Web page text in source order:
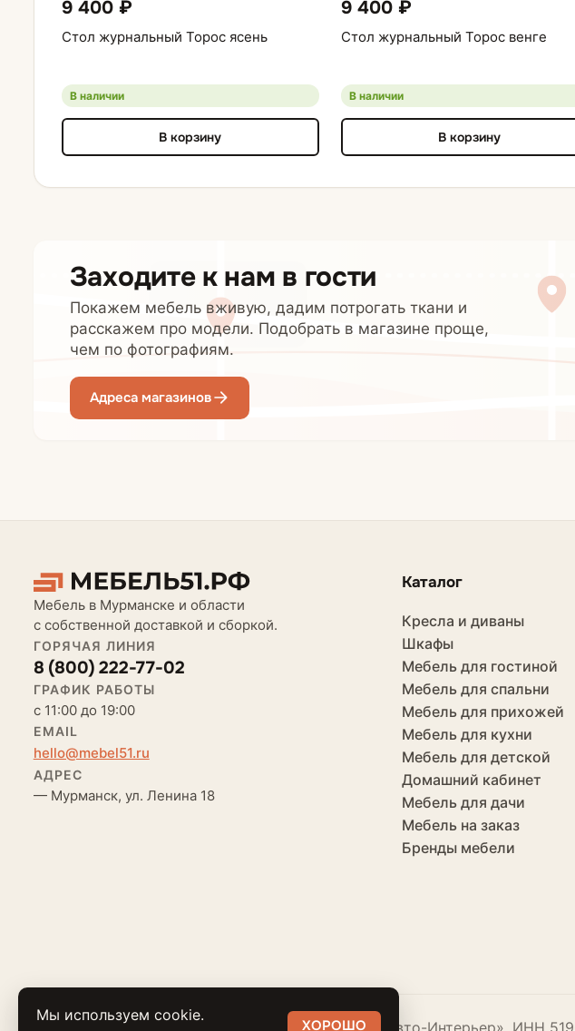
9 400 ₽
Стол журнальный Торос ясень
В наличии
В корзину
9 400 ₽
Стол журнальный Торос венге
В наличии
В корзину
Заходите к нам в гости
Покажем мебель вживую, дадим потрогать ткани и
расскажем про модели. Подобрать в магазине проще,
чем по фотографиям.
Адреса магазинов
Мебель в Мурманске и области
с собственной доставкой и сборкой.
ГОРЯЧАЯ ЛИНИЯ
8 (800) 222-77-02
ГРАФИК РАБОТЫ
с 11:00 до 19:00
EMAIL
hello@mebel51.ru
АДРЕС
— Мурманск, ул. Ленина 18
Каталог
Кресла и диваны
Шкафы
Мебель для гостиной
Мебель для спальни
Мебель для прихожей
Мебель для кухни
Мебель для детской
Домашний кабинет
Мебель для дачи
Мебель на заказ
Бренды мебели
© 2018 — 2026 Мебель51.ру. Продавец — ООО «Авто-Интерьер», ИНН
Мы используем cookie.
ХОРОШО